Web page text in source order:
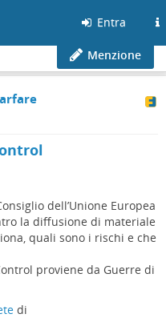
Entra
Menzione
dell’Unione Europea
la diffusione di materiale
quali sono i rischi e che
proviene da Guerre di
di